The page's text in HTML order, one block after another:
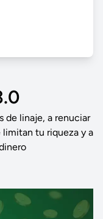
de linaje, a renuciar
limitan tu riqueza y a